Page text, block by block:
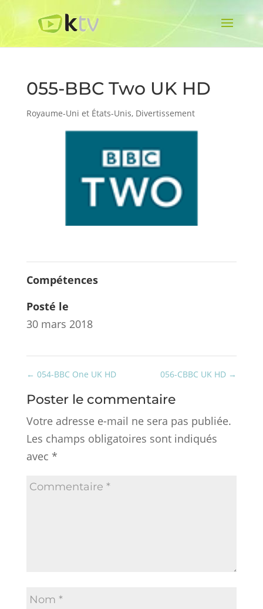
055-BBC Two UK HD
Royaume-Uni et États-Unis, Divertissement
Compétences
Posté le
30 mars 2018
← 054-BBC One UK HD 056-CBBC UK HD →
Poster le commentaire
Votre adresse e-mail ne sera pas publiée.
Les champs obligatoires sont indiqués
avec *